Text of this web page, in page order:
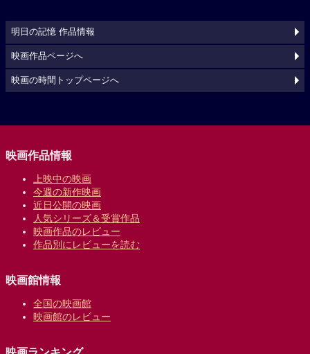
明日の記憶 作品情報
映画作品ページへ
映画の時間トップページへ
映画作品情報
上映中の映画
今週の新作映画
近日公開の映画
人気シリーズ＆受賞作品
映画作品のレビュー
作品別にレビューを読む
映画館情報
全国の映画館
映画館のレビュー